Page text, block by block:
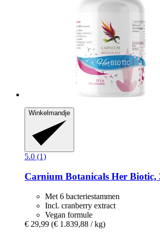
Winkelmandje
5.0 (1)
Carnium Botanicals Her Biotic,
Met 6 bacteriestammen
Incl. cranberry extract
Vegan formule
€ 29,99 (€ 1.839,88 / kg)